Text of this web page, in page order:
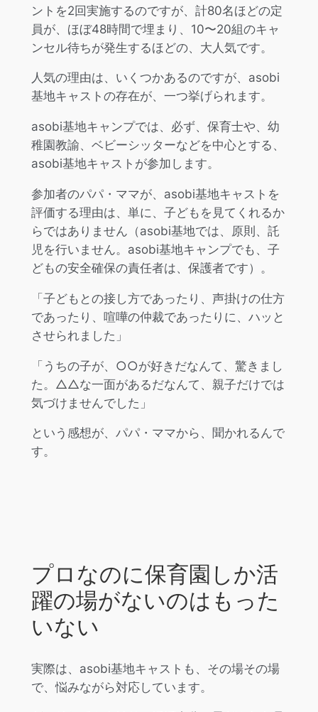
ントを2回実施するのですが、計80名ほどの定
員が、ほぼ48時間で埋まり、10〜20組のキャ
ンセル待ちが発生するほどの、大人気です。
人気の理由は、いくつかあるのですが、asobi
基地キャストの存在が、一つ挙げられます。
asobi基地キャンプでは、必ず、保育士や、幼
稚園教諭、ベビーシッターなどを中心とする、
asobi基地キャストが参加します。
参加者のパパ・ママが、asobi基地キャストを
評価する理由は、単に、子どもを見てくれるか
らではありません（asobi基地では、原則、託
児を行いません。asobi基地キャンプでも、子
どもの安全確保の責任者は、保護者です）。
「子どもとの接し方であったり、声掛けの仕方
であったり、喧嘩の仲裁であったりに、ハッと
させられました」
「うちの子が、○○が好きだなんて、驚きまし
た。△△な一面があるだなんて、親子だけでは
気づけませんでした」
という感想が、パパ・ママから、聞かれるんで
す。
プロなのに保育園しか活
躍の場がないのはもった
いない
実際は、asobi基地キャストも、その場その場
で、悩みながら対応しています。